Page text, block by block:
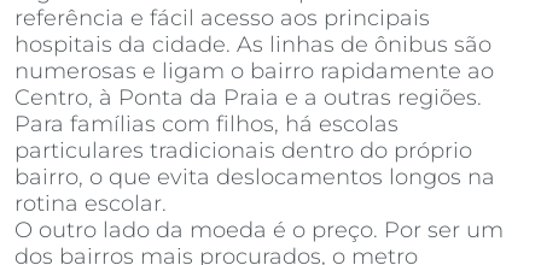
referência e fácil acesso aos principais
hospitais da cidade. As linhas de ônibus são
numerosas e ligam o bairro rapidamente ao
Centro, à Ponta da Praia e a outras regiões.
Para famílias com filhos, há escolas
particulares tradicionais dentro do próprio
bairro, o que evita deslocamentos longos na
rotina escolar.
O outro lado da moeda é o preço. Por ser um
dos bairros mais procurados, o metro